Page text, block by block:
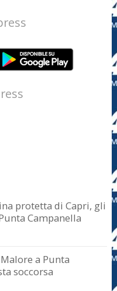
protetta di Capri, gli
Campanella
a Punta
soccorsa